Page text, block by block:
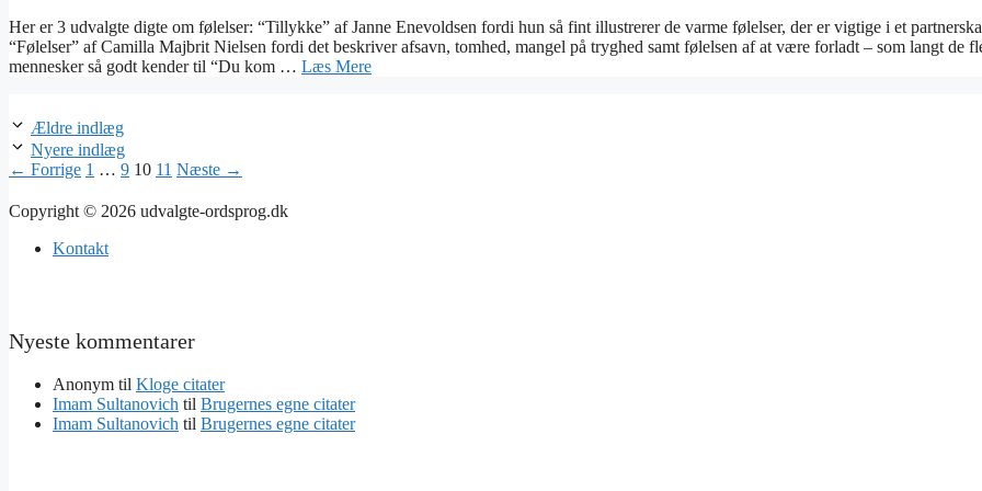
Her er 3 udvalgte digte om følelser: “Tillykke” af Janne Enevoldsen fordi hun så fint illustrerer de varme følelser, der er vigtige i et
“Følelser” af Camilla Majbrit Nielsen fordi det beskriver afsavn, tomhed, mangel på tryghed samt følelsen af at være forladt – som langt de
mennesker så godt kender til “Du kom … Læs Mere
Ældre indlæg
Nyere indlæg
← Forrige Side
1 … Side
9 Side
10 Side
11 Næste →
Copyright © 2026 udvalgte-ordsprog.dk
Kontakt
Nyeste kommentarer
Anonym til Kloge citater
Imam Sultanovich til Brugernes egne citater
Imam Sultanovich til Brugernes egne citater